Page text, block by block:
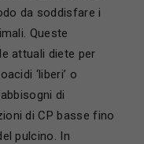
da soddisfare i
Queste
attuali diete per
‘liberi’ o
di
di CP basse fino
pulcino. In